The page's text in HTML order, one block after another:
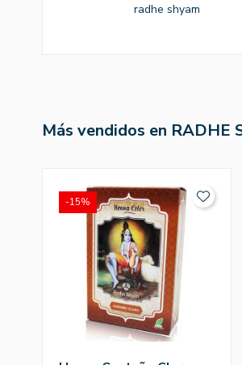
radhe shyam
Más vendidos en RADHE
-15%